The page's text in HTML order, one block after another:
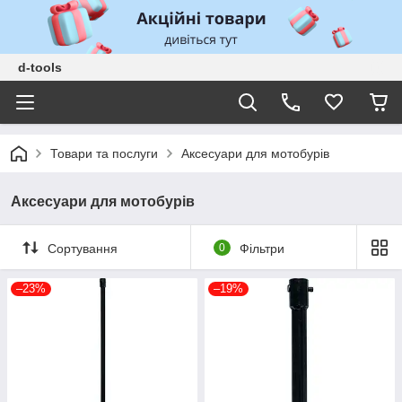
d-tools
Товари та послуги Аксесуари для мотобурів
Аксесуари для мотобурів
Сортування 0 Фільтри
–23% –19%